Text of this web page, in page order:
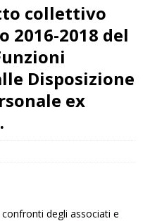
collettivo
2016-2018 del
Disposizione
ex
degli associati e